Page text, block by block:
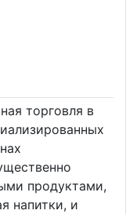
торговля в
продуктами,
напитки, и